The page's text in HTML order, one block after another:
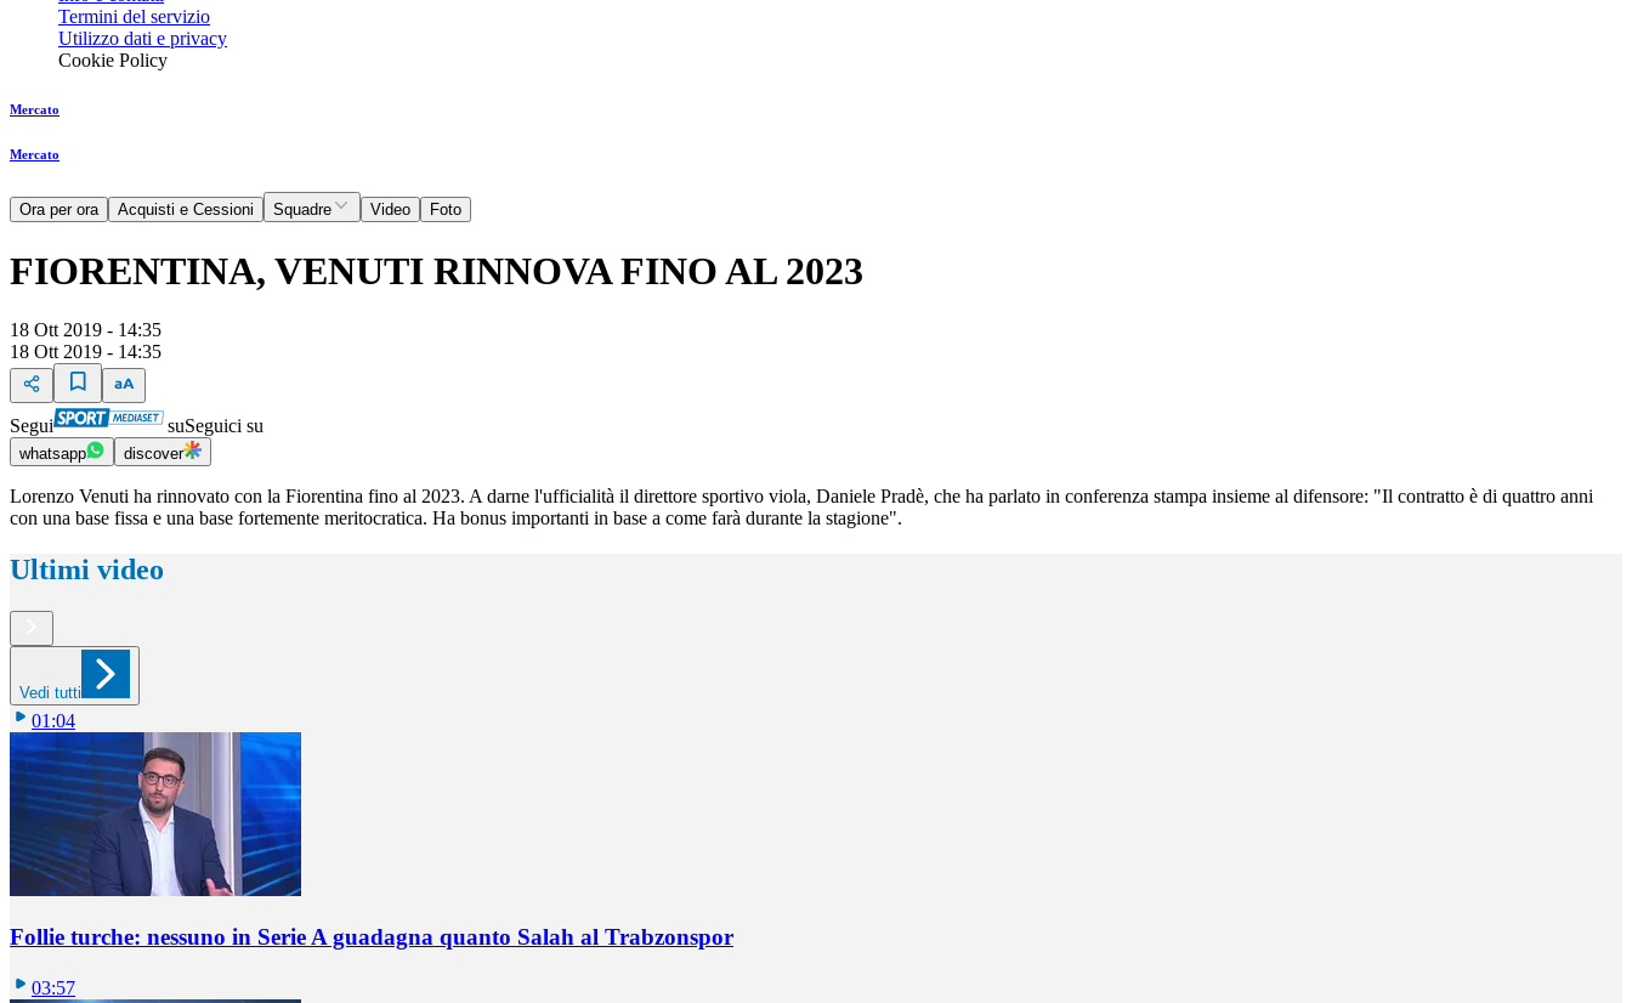
Termini del servizio
Utilizzo dati e privacy
Cookie Policy
Mercato
Mercato
Ora per ora Acquisti e Cessioni Squadre Video Foto
FIORENTINA, VENUTI RINNOVA FINO AL 2023
18 Ott 2019 - 14:35
18 Ott 2019 - 14:35
Segui suSeguici su
whatsapp discover
Lorenzo Venuti ha rinnovato con la Fiorentina fino al 2023. A darne l'ufficialità il direttore sportivo viola, Daniele Pradè, che ha parlato in conferenza stampa insieme al difensore: "Il contratto è di quattro anni
con una base fissa e una base fortemente meritocratica. Ha bonus importanti in base a come farà durante la stagione".
Ultimi video
Vedi tutti
01:04
Follie turche: nessuno in Serie A guadagna quanto Salah al Trabzonspor
03:57